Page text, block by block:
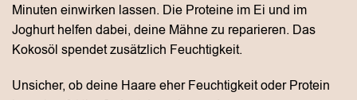
Minuten einwirken lassen. Die Proteine im Ei und im
Joghurt helfen dabei, deine Mähne zu reparieren. Das
Kokosöl spendet zusätzlich Feuchtigkeit.
Unsicher, ob deine Haare eher Feuchtigkeit oder Protein